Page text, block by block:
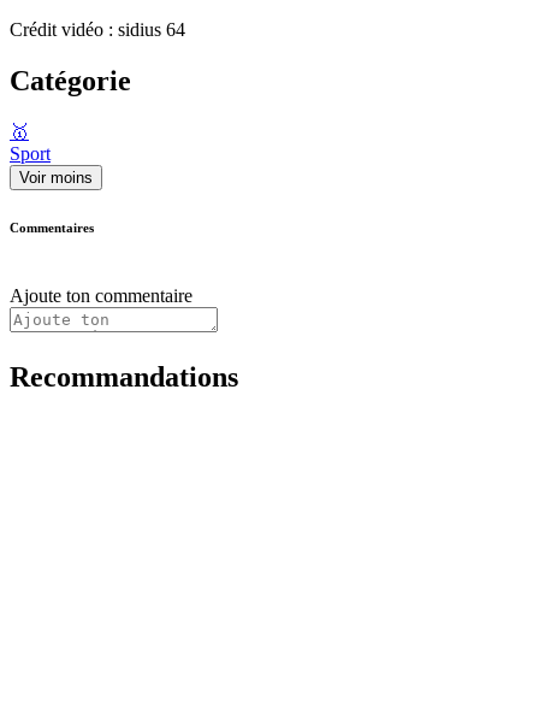
Crédit vidéo : sidius 64
Catégorie
🥇
Sport
Voir moins
Commentaires
Ajoute ton commentaire
Recommandations